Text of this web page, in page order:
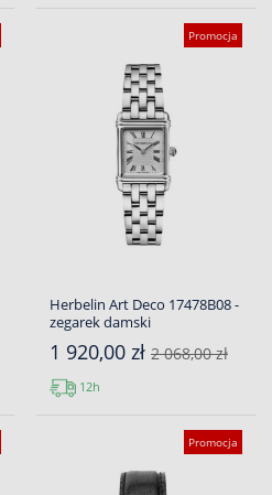
Promocja
Herbelin Art Deco 17478B08 -
zegarek damski
1 920,00 zł 2 068,00 zł
12h
Promocja